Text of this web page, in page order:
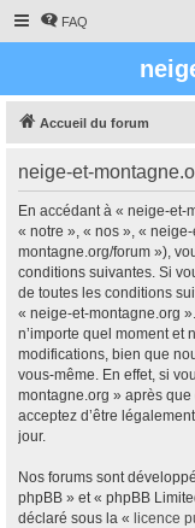
FAQ
Accueil du forum
neige-et-
En accédant à « neige-et-
« notre », « nos », «
montagne.org/forum »),
conditions suivantes. Si
de toutes les conditions
« neige-et-montagne.org
n’importe quel moment et
modifications, bien que
vous-même. En effet, si
montagne.org » après
acceptez d’être
jour.
Nos forums sont
phpBB » et « phpBB
déclaré sous la « licence